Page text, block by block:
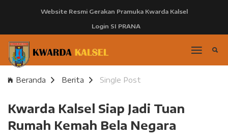
Website Resmi Gerakan Pramuka Kwarda Kalsel
Login SI PRANA
Beranda Berita Single Post
Kwarda Kalsel Siap Jadi Tuan
Rumah Kemah Bela Negara